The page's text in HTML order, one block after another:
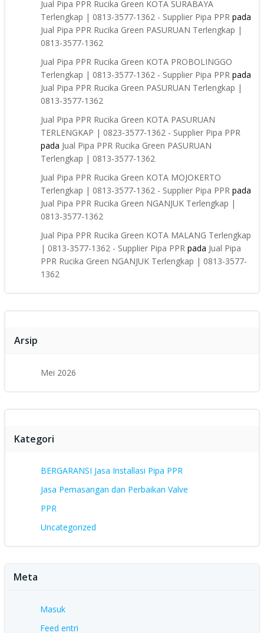
Jual Pipa PPR Rucika Green KOTA SURABAYA
Terlengkap | 0813-3577-1362 - Supplier Pipa PPR pada
Jual Pipa PPR Rucika Green PASURUAN Terlengkap |
0813-3577-1362
Jual Pipa PPR Rucika Green KOTA PROBOLINGGO
Terlengkap | 0813-3577-1362 - Supplier Pipa PPR pada
Jual Pipa PPR Rucika Green PASURUAN Terlengkap |
0813-3577-1362
Jual Pipa PPR Rucika Green KOTA PASURUAN
TERLENGKAP | 0823-3577-1362 - Supplier Pipa PPR
pada Jual Pipa PPR Rucika Green PASURUAN
Terlengkap | 0813-3577-1362
Jual Pipa PPR Rucika Green KOTA MOJOKERTO
Terlengkap | 0813-3577-1362 - Supplier Pipa PPR pada
Jual Pipa PPR Rucika Green NGANJUK Terlengkap |
0813-3577-1362
Jual Pipa PPR Rucika Green KOTA MALANG Terlengkap
| 0813-3577-1362 - Supplier Pipa PPR pada Jual Pipa
PPR Rucika Green NGANJUK Terlengkap | 0813-3577-
1362
Arsip
Mei 2026
Kategori
BERGARANSI Jasa Installasi Pipa PPR
Jasa Pemasangan dan Perbaikan Valve
PPR
Uncategorized
Meta
Masuk
Feed entri